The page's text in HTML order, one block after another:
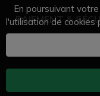
PAIEMENT &
En poursuivant
l'utilisation de